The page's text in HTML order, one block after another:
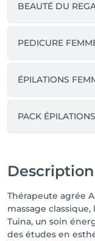
BEAUTÉ DU
PEDICURE
ÉPILATIONS
PACK
Description
Thérapeute agrée
massage
Tuina, un soin
des études en